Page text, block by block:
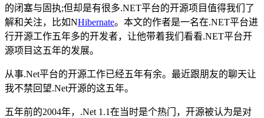
的闭塞与固执;但却是有很多.NET平台的开源项目值得我们了
解和关注，比如NHibernate。本文的作者是一名在.NET平台进
行开源工作五年多的开发者，让他带着我们看看.NET平台开
源项目这五年的发展。
从事.Net平台的开源工作已经五年有余。最近跟朋友的聊天让
我不禁回望.Net开源的这五年。
五年前的2004年，.Net 1.1在当时是个热门，开源被认为是对